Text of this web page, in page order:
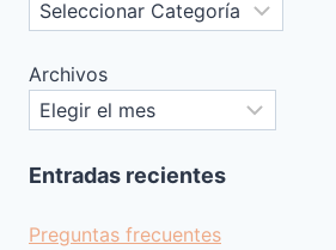
Archivos
Entradas recientes
Preguntas frecuentes